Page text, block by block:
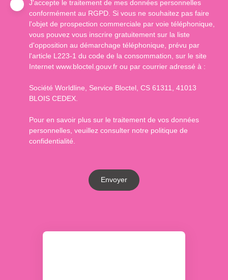
J'accepte le traitement de mes données personnelles
conformément au RGPD. Si vous ne souhaitez pas faire
l'objet de prospection commerciale par voie téléphonique,
vous pouvez vous inscrire gratuitement sur la liste
d'opposition au démarchage téléphonique, prévu par
l'article L223-1 du code de la consommation, sur le site
Internet www.bloctel.gouv.fr ou par courrier adressé à :
Société Worldline, Service Bloctel, CS 61311, 41013
BLOIS CEDEX.
Pour en savoir plus sur le traitement de vos données
personnelles, veuillez consulter notre politique de
confidentialité
Envoyer